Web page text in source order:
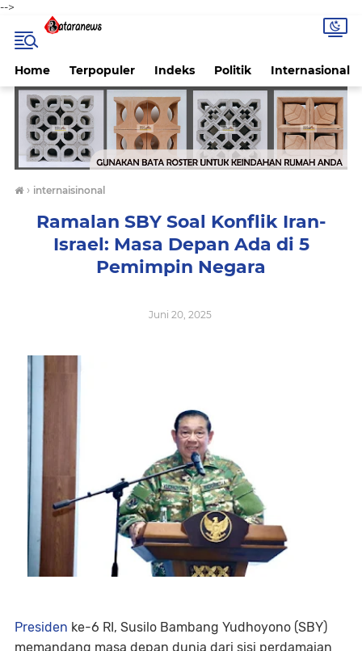
-->
Home Terpopuler Indeks Politik Internasional
› internaisinonal
Ramalan SBY Soal Konflik Iran-
Israel: Masa Depan Ada di 5
Pemimpin Negara
Juni 20, 2025
Presiden ke-6 RI, Susilo Bambang Yudhoyono (SBY)
memandang masa depan dunia dari sisi perdamaian